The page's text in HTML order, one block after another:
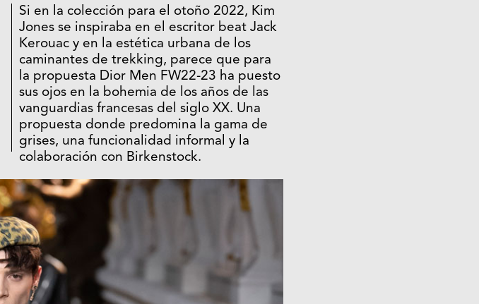
Si en la colección para el otoño 2022, Kim
Jones se inspiraba en el escritor beat Jack
Kerouac y en la estética urbana de los
caminantes de trekking, parece que para
la propuesta Dior Men FW22-23 ha puesto
sus ojos en la bohemia de los años de las
vanguardias francesas del siglo XX. Una
propuesta donde predomina la gama de
grises, una funcionalidad informal y la
colaboración con Birkenstock.